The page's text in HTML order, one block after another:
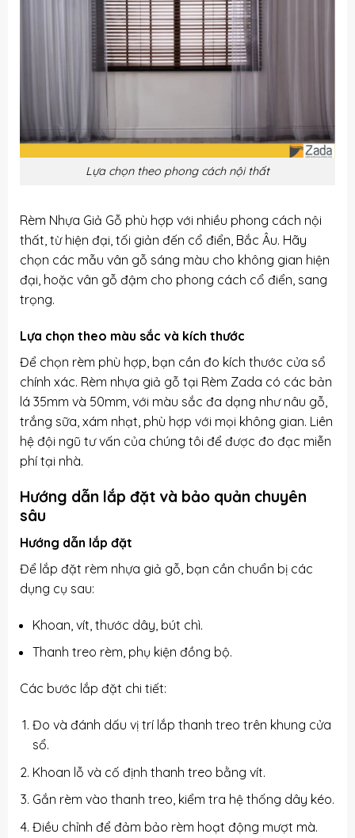
Lựa chọn theo phong cách nội thất
Rèm Nhựa Giả Gỗ phù hợp với nhiều phong cách nội
thất, từ hiện đại, tối giản đến cổ điển, Bắc Âu. Hãy
chọn các mẫu vân gỗ sáng màu cho không gian hiện
đại, hoặc vân gỗ đậm cho phong cách cổ điển, sang
trọng.
Lựa chọn theo màu sắc và kích thước
Để chọn rèm phù hợp, bạn cần đo kích thước cửa sổ
chính xác. Rèm nhựa giả gỗ tại Rèm Zada có các bản
lá 35mm và 50mm, với màu sắc đa dạng như nâu gỗ,
trắng sữa, xám nhạt, phù hợp với mọi không gian. Liên
hệ đội ngũ tư vấn của chúng tôi để được đo đạc miễn
phí tại nhà.
Hướng dẫn lắp đặt và bảo quản chuyên
sâu
Hướng dẫn lắp đặt
Để lắp đặt rèm nhựa giả gỗ, bạn cần chuẩn bị các
dụng cụ sau:
Khoan, vít, thước dây, bút chì.
Thanh treo rèm, phụ kiện đồng bộ.
Các bước lắp đặt chi tiết:
Đo và đánh dấu vị trí lắp thanh treo trên khung cửa
sổ.
Khoan lỗ và cố định thanh treo bằng vít.
Gắn rèm vào thanh treo, kiểm tra hệ thống dây kéo.
Điều chỉnh để đảm bảo rèm hoạt động mượt mà.